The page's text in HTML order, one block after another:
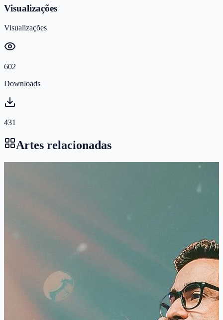
Visualizações
Visualizações
602
Downloads
431
Artes relacionadas